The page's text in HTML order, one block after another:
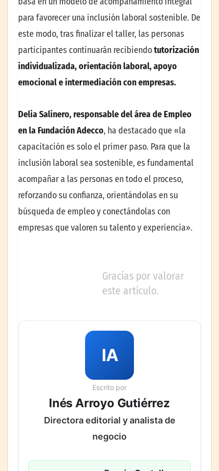
para favorecer una inclusión laboral sostenible. De
este modo, tras finalizar el taller, las personas
participantes continuarán recibiendotutorización
individualizada, orientación laboral, apoyo
emocional e intermediación con empresas.
Delia Salinero, responsable del área de Empleo
en la Fundación Adecco, ha destacado que «la
capacitación es solo el primer paso. Para que la
inclusión laboral sea sostenible, es fundamental
acompañar a las personas en todo el proceso,
reforzando su confianza, orientándolas en su
búsqueda de empleo y conectándolas con
empresas que valoren su talento y experiencia».
Gracias por valorar
este artículo.
IA
Escrito por
Inés Arroyo Gutiérrez
Directora editorial y analista de
negocio